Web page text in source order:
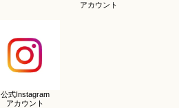
アカウント
公式Instagram
アカウント